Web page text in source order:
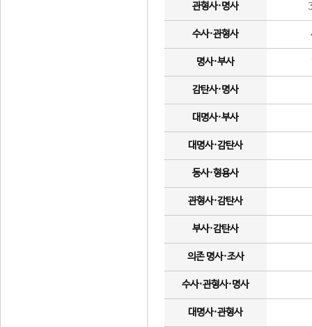
관형사·명사
수사·관형사
명사·부사
감탄사·명사
대명사·부사
대명사·감탄사
동사·형용사
관형사·감탄사
부사·감탄사
의존 명사·조사
수사·관형사·명사
대명사·관형사